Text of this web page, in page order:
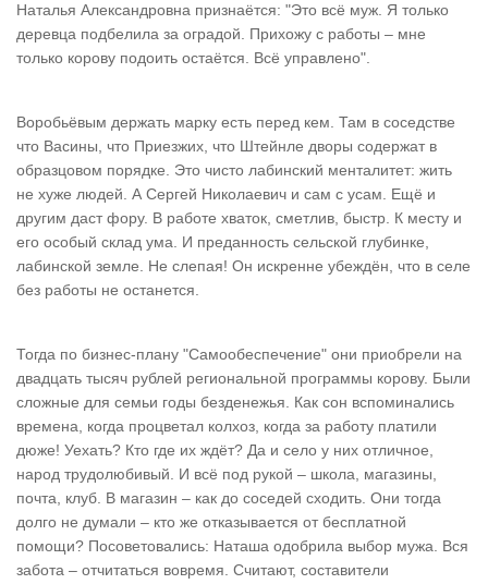
Наталья Александровна признаётся: "Это всё муж. Я только
деревца подбелила за оградой. Прихожу с работы – мне
только корову подоить остаётся. Всё управлено".
Воробьёвым держать марку есть перед кем. Там в соседстве
что Васины, что Приезжих, что Штейнле дворы содержат в
образцовом порядке. Это чисто лабинский менталитет: жить
не хуже людей. А Сергей Николаевич и сам с усам. Ещё и
другим даст фору. В работе хваток, сметлив, быстр. К месту и
его особый склад ума. И преданность сельской глубинке,
лабинской земле. Не слепая! Он искренне убеждён, что в селе
без работы не останется.
Тогда по бизнес-плану "Самообеспечение" они приобрели на
двадцать тысяч рублей региональной программы корову. Были
сложные для семьи годы безденежья. Как сон вспоминались
времена, когда процветал колхоз, когда за работу платили
дюже! Уехать? Кто где их ждёт? Да и село у них отличное,
народ трудолюбивый. И всё под рукой – школа, магазины,
почта, клуб. В магазин – как до соседей сходить. Они тогда
долго не думали – кто же отказывается от бесплатной
помощи? Посоветовались: Наташа одобрила выбор мужа. Вся
забота – отчитаться вовремя. Считают, составители